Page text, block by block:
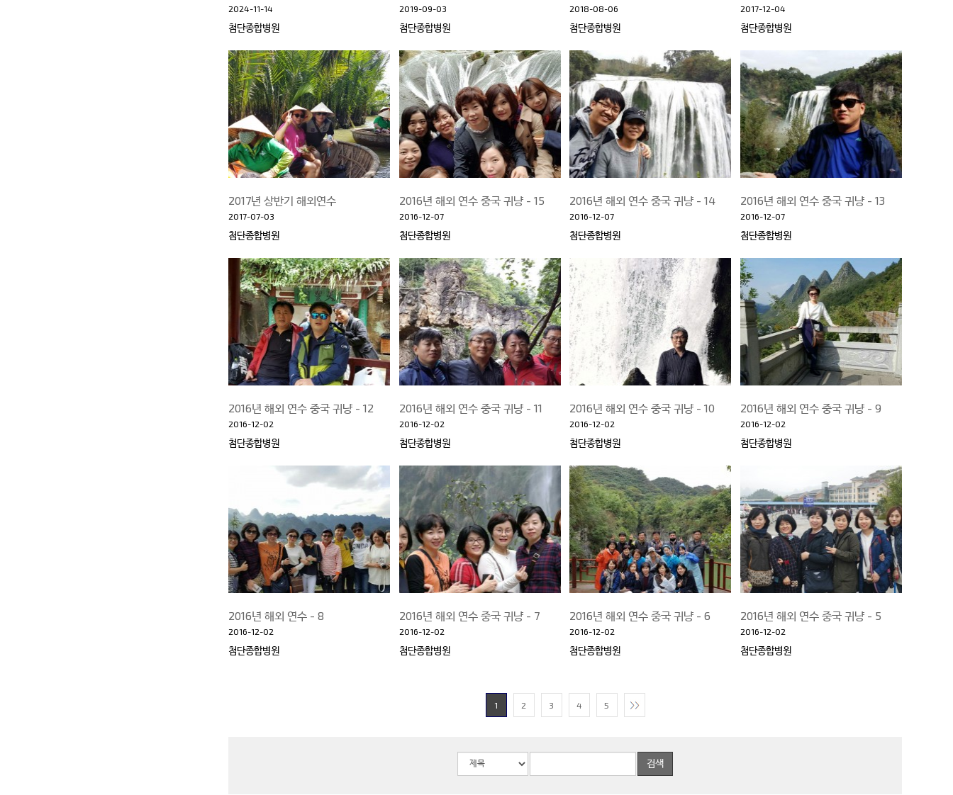
2024-11-14
첨단종합병원
2019-09-03
첨단종합병원
2018-08-06
첨단종합병원
2017-12-04
첨단종합병원
2017년 상반기 해외연수
2017-07-03
첨단종합병원
2016년 해외 연수 중국 귀냥 - 15
2016-12-07
첨단종합병원
2016년 해외 연수 중국 귀냥 - 14
2016-12-07
첨단종합병원
2016년 해외 연수 중국 귀냥 - 13
2016-12-07
첨단종합병원
2016년 해외 연수 중국 귀냥 - 12
2016-12-02
첨단종합병원
2016년 해외 연수 중국 귀냥 - 11
2016-12-02
첨단종합병원
2016년 해외 연수 중국 귀냥 - 10
2016-12-02
첨단종합병원
2016년 해외 연수 중국 귀냥 - 9
2016-12-02
첨단종합병원
2016년 해외 연수 - 8
2016-12-02
첨단종합병원
2016년 해외 연수 중국 귀냥 - 7
2016-12-02
첨단종합병원
2016년 해외 연수 중국 귀냥 - 6
2016-12-02
첨단종합병원
2016년 해외 연수 중국 귀냥 - 5
2016-12-02
첨단종합병원
1 2 3 4 5